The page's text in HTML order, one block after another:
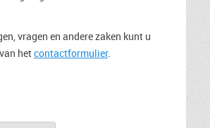
vragen en andere zaken kunt u
hetcontactformulier.